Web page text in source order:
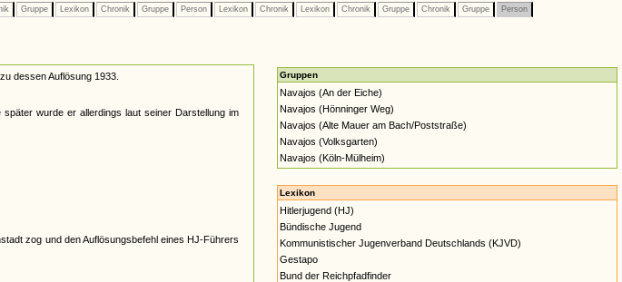
Gruppe Lexikon Chronik Gruppe Person Lexikon Chronik Lexikon Chronik Gruppe Chronik Gruppe Person
dessen Auflösung 1933.
wurde er allerdings laut seiner Darstellung im
zog und den Auflösungsbefehl eines HJ-Führers
Gruppen
Navajos (An der Eiche)
Navajos (Hönninger Weg)
Navajos (Alte Mauer am Bach/Poststraße)
Navajos (Volksgarten)
Navajos (Köln-Mülheim)
Lexikon
Hitlerjugend (HJ)
Bündische Jugend
Kommunistischer Jugenverband Deutschlands (KJVD)
Gestapo
Bund der Reichpfadfinder